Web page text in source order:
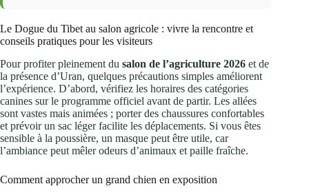
Le Dogue du Tibet au salon agricole : vivre la rencontre et
conseils pratiques pour les visiteurs
Pour profiter pleinement du salon de l’agriculture 2026 et de
la présence d’Uran, quelques précautions simples améliorent
l’expérience. D’abord, vérifiez les horaires des catégories
canines sur le programme officiel avant de partir. Les allées
sont vastes mais animées ; porter des chaussures confortables
et prévoir un sac léger facilite les déplacements. Si vous êtes
sensible à la poussière, un masque peut être utile, car
l’ambiance peut mêler odeurs d’animaux et paille fraîche.
Comment approcher un grand chien en exposition